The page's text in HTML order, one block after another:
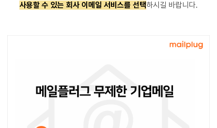
사용할 수 있는 회사 이메일 서비스를 선택하시길 바랍니다.